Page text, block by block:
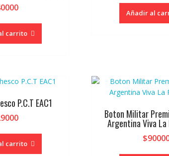
carrito
Añadir al
P.C.T EAC1
carrito
Boton Militar
Argentina Viva La
$